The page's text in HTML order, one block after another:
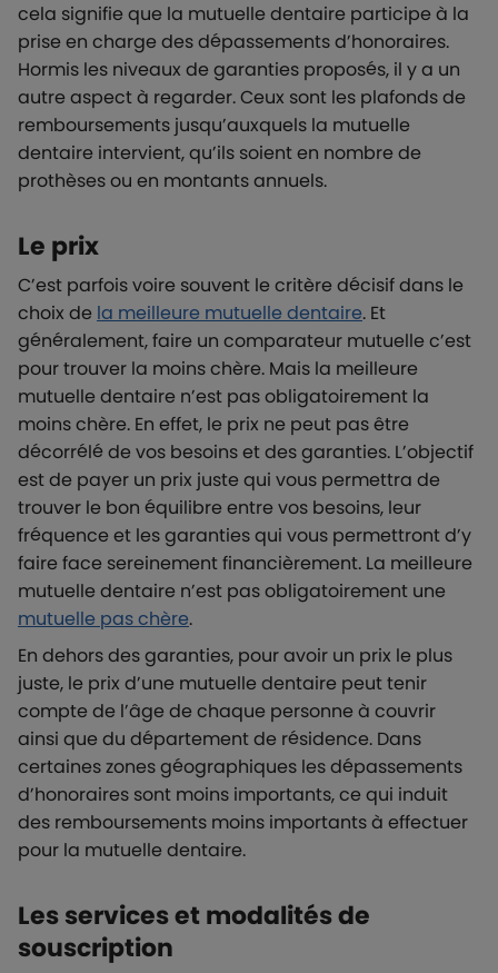
cela signifie que la mutuelle dentaire participe à la
prise en charge des dépassements d’honoraires.
Hormis les niveaux de garanties proposés, il y a un
autre aspect à regarder. Ceux sont les plafonds de
remboursements jusqu’auxquels la mutuelle
dentaire intervient, qu’ils soient en nombre de
prothèses ou en montants annuels.
Le prix
C’est parfois voire souvent le critère décisif dans le
choix de la meilleure mutuelle dentaire. Et
généralement, faire un comparateur mutuelle c’est
pour trouver la moins chère. Mais la meilleure
mutuelle dentaire n’est pas obligatoirement la
moins chère. En effet, le prix ne peut pas être
décorrélé de vos besoins et des garanties. L’objectif
est de payer un prix juste qui vous permettra de
trouver le bon équilibre entre vos besoins, leur
fréquence et les garanties qui vous permettront d’y
faire face sereinement financièrement. La meilleure
mutuelle dentaire n’est pas obligatoirement une
mutuelle pas chère.
En dehors des garanties, pour avoir un prix le plus
juste, le prix d’une mutuelle dentaire peut tenir
compte de l’âge de chaque personne à couvrir
ainsi que du département de résidence. Dans
certaines zones géographiques les dépassements
d’honoraires sont moins importants, ce qui induit
des remboursements moins importants à effectuer
pour la mutuelle dentaire.
Les services et modalités de
souscription